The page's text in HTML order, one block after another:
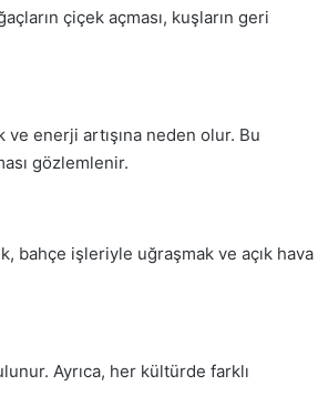
çiçek açması, kuşların geri
enerji artışına neden olur. Bu
gözlemlenir.
bahçe işleriyle uğraşmak ve açık hava
Ayrıca, her kültürde farklı